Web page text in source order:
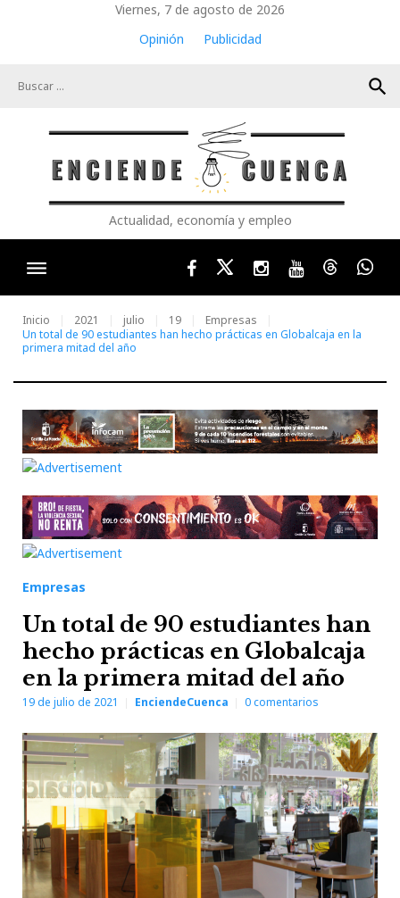
Viernes, 7 de agosto de 2026
Opinión
Publicidad
search
Actualidad, economía y empleo
FacebookTwitterInstagram
YoutubeThreads
Inicio 2021 julio 19
Empresas
Un total de 90 estudiantes han hecho prácticas en Globalcaja en la
primera mitad del año
Empresas
Un total de 90 estudiantes han
hecho prácticas en Globalcaja
en la primera mitad del año
19 de julio de 2021 EnciendeCuenca 0comentarios